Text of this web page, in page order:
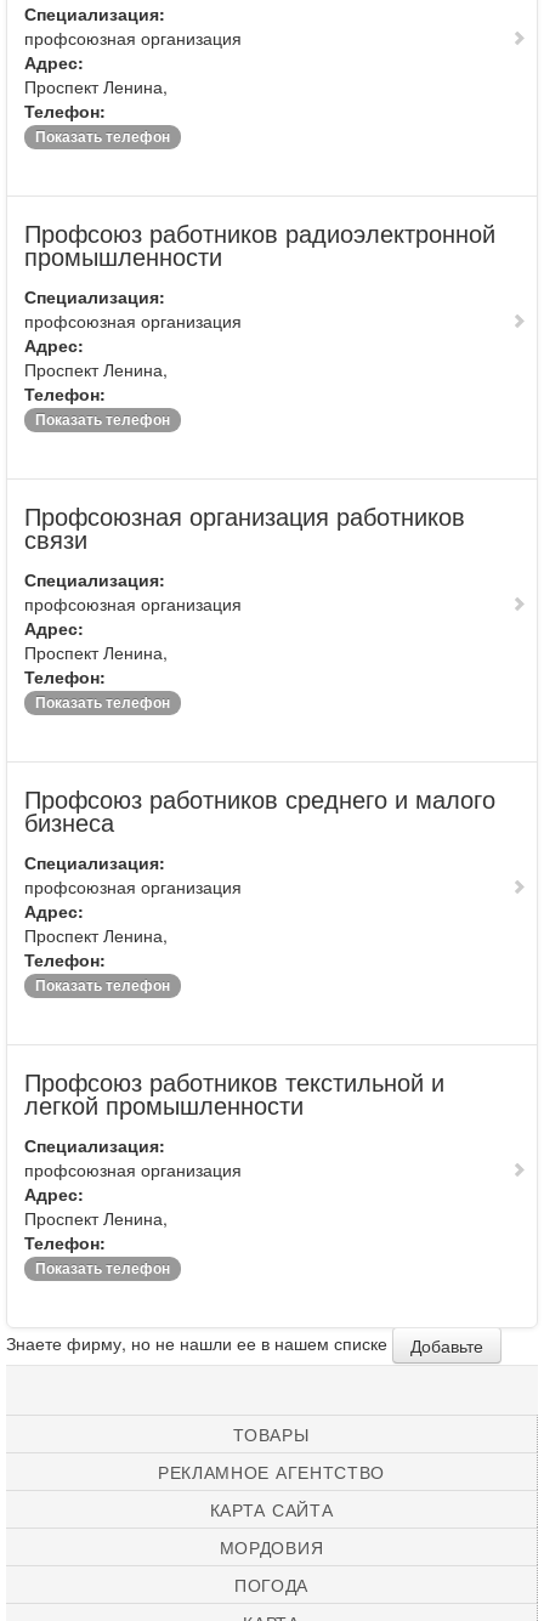
Специализация:
профсоюзная организация
Адрес:
Проспект Ленина,
Телефон:
Показать телефон
Профсоюз работников радиоэлектронной
промышленности
Специализация:
профсоюзная организация
Адрес:
Проспект Ленина,
Телефон:
Показать телефон
Профсоюзная организация работников
связи
Специализация:
профсоюзная организация
Адрес:
Проспект Ленина,
Телефон:
Показать телефон
Профсоюз работников среднего и малого
бизнеса
Специализация:
профсоюзная организация
Адрес:
Проспект Ленина,
Телефон:
Показать телефон
Профсоюз работников текстильной и
легкой промышленности
Специализация:
профсоюзная организация
Адрес:
Проспект Ленина,
Телефон:
Показать телефон
Знаете фирму, но не нашли ее в нашем списке Добавьте
ТОВАРЫ
РЕКЛАМНОЕ АГЕНТСТВО
КАРТА САЙТА
МОРДОВИЯ
ПОГОДА